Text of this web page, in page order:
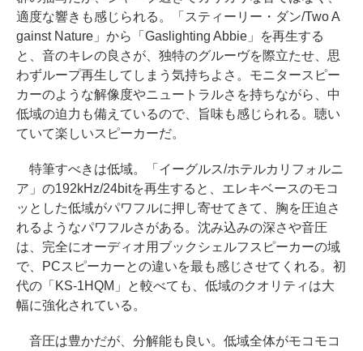
適度な響きも感じられる。「スティーリー・ダン/Two A
gainst Nature」から「Gaslighting Abbie」を再生する
と、音のキレの良さが、独特のグルーヴを際立たせ、思
わずループ再生してしまう気持ちよさ。モニタースピー
カーのような解像度やニュートラルさを持ちながら、中
低域の迫力も備えているので、旨味も感じられる。聴い
ていて楽しいスピーカーだ。
特筆すべきは低域。「イーグルス/ホテルカリフォルニ
ア」の192kHz/24bitを再生すると、エレキベースのモコ
ッとした低域がパワフルに押し寄せてきて、胸を圧迫さ
れるようなパワフルさがある。沈み込みの深さや音圧
は、完全にオーディオ用ブックシェルフスピーカーの域
で、PCスピーカーとの違いを最も感じさせてくれる。初
代の「KS-1HQM」と較べても、低域のクオリティは大
幅に強化されている。
音圧は豊かだが、分解能も良い。低域全体がモコモコ